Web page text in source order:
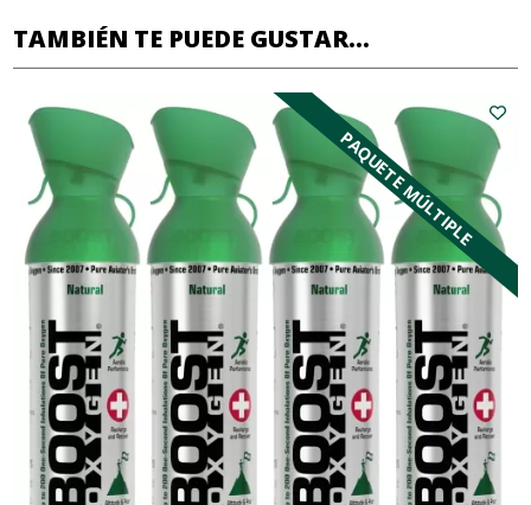
TAMBIÉN TE PUEDE GUSTAR...
PAQUETE MÚLTIPLE